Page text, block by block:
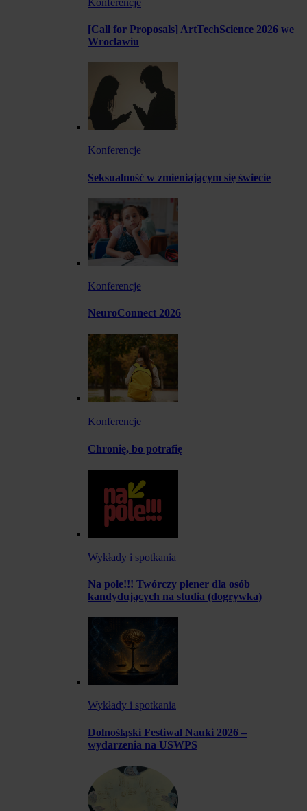
[Call for Proposals] ArtTechScience 2026 we
Wrocławiu
Konferencje
Seksualność w zmieniającym się świecie
Konferencje
NeuroConnect 2026
Konferencje
Chronię, bo potrafię
Wykłady i spotkania
Na pole!!! Twórczy plener dla osób
kandydujących na studia (dogrywka)
Wykłady i spotkania
Dolnośląski Festiwal Nauki 2026 –
wydarzenia na USWPS